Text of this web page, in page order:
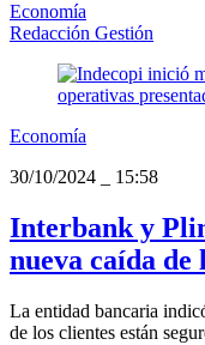
Economía
Redacción Gestión
Economía
30/10/2024
15:58
Interbank y
nueva caída de
La entidad bancaria
de los clientes están